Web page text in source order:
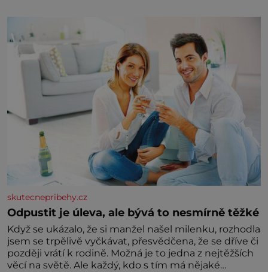
běžné. Její základní složky– sodík a chlór – jsou
skutecnepribehy.cz
Odpustit je úleva, ale bývá to nesmírně těžké
Když se ukázalo, že si manžel našel milenku, rozhodla
jsem se trpělivě vyčkávat, přesvědčena, že se dříve či
později vrátí k rodině. Možná je to jedna z nejtěžších
věcí na světě. Ale každý, kdo s tím má nějaké